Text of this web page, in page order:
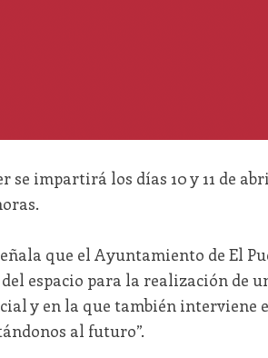
se impartirá los días 10 y 11 de
que el Ayuntamiento de El
del espacio para la realización de
y en la que también interviene
al futuro”.